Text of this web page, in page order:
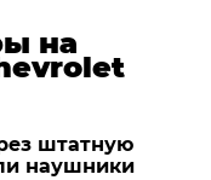
на
штатную
наушники